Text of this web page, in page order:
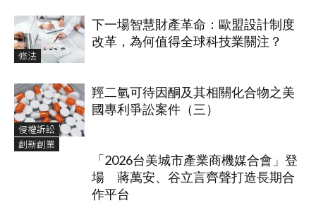
修法
下一場智慧財產革命：歐盟設計制度
改革，為何值得全球科技業關注？
侵權訴訟
羥二氫可待因酮及其相關化合物之美
國專利爭訟案件（三）
創新創業
「2026台美城市產業商機媒合會」登
場 蔣萬安、谷立言齊聲打造長期合
作平台